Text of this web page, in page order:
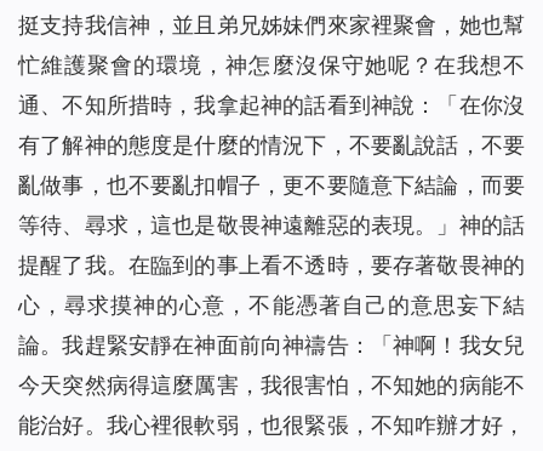
挺支持我信神，並且弟兄姊妹們來家裡聚會，她也幫
忙維護聚會的環境，神怎麼沒保守她呢？在我想不
通、不知所措時，我拿起神的話看到神說：「 在你沒
有了解神的態度是什麼的情況下，不要亂說話，不要
亂做事，也不要亂扣帽子，更不要隨意下結論，而要
等待、尋求，這也是敬畏神遠離惡的表現。
」神的話
提醒了我。在臨到的事上看不透時，要存著敬畏神的
心，尋求摸神的心意，不能憑著自己的意思妄下結
論。我趕緊安靜在神面前向神禱告：「神啊！我女兒
今天突然病得這麼厲害，我很害怕，不知她的病能不
能治好。我心裡很軟弱，也很緊張，不知咋辦才好，